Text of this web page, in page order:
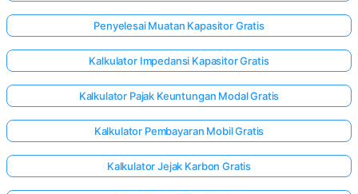
Penyelesai Muatan Kapasitor Gratis
Kalkulator Impedansi Kapasitor Gratis
Kalkulator Pajak Keuntungan Modal Gratis
Kalkulator Pembayaran Mobil Gratis
Kalkulator Jejak Karbon Gratis